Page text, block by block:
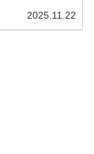
2025.11.22